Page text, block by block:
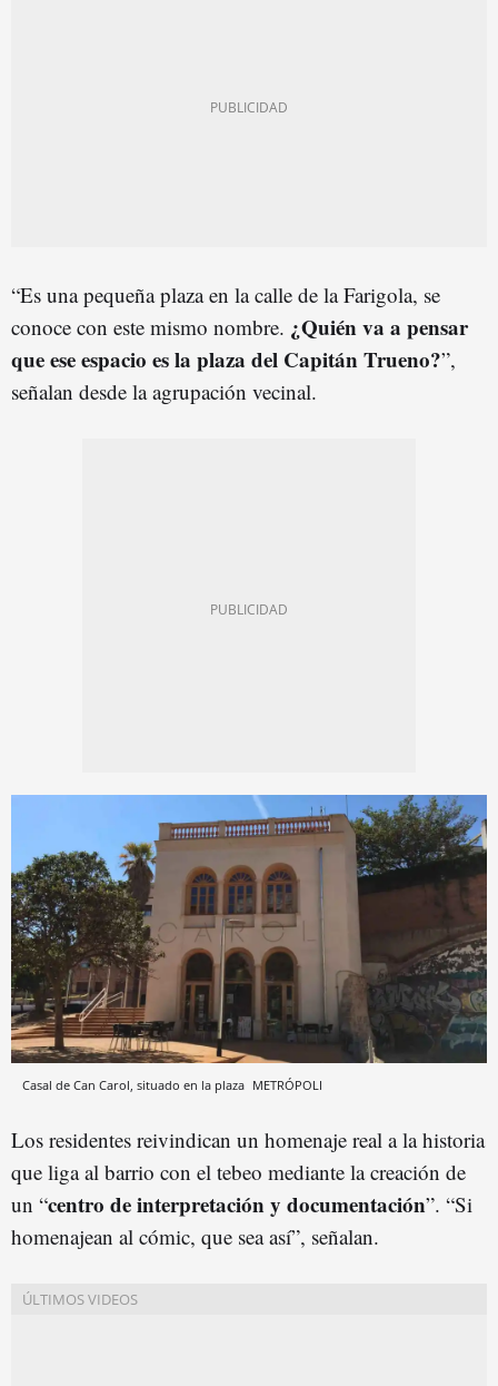
“Es una pequeña plaza en la calle de la Farigola, se
conoce con este mismo nombre. ¿Quién va a pensar
que ese espacio es la plaza del Capitán Trueno?”,
señalan desde la agrupación vecinal.
Casal de Can Carol, situado en la plaza METRÓPOLI
Los residentes reivindican un homenaje real a la historia
que liga al barrio con el tebeo mediante la creación de
un “centro de interpretación y documentación”. “Si
homenajean al cómic, que sea así”, señalan.